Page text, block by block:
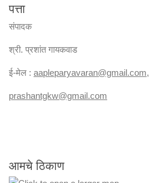
पत्ता
संपादक
श्री. प्रशांत गायकवाड
ई-मेल : aapleparyavaran@gmail.com,
prashantgkw@gmail.com
आमचे ठिकाण